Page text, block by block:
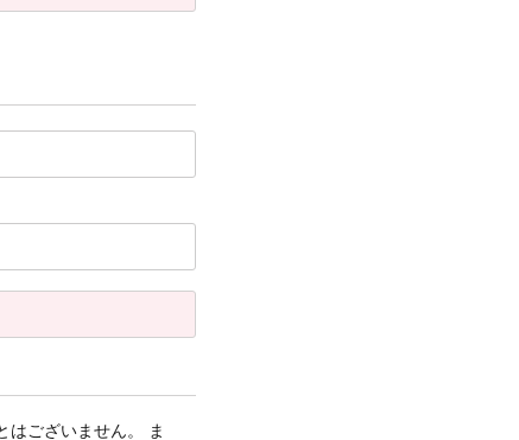
はございません。 ま